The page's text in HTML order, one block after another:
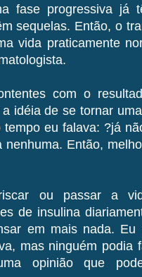
fase progressiva já
sequelas. Então, o
vida praticamente
com o
idéia de se tornar
eu falava: ?já
Então,
ou passar a
de insulina
em mais nada.
mas ninguém podia
opinião que